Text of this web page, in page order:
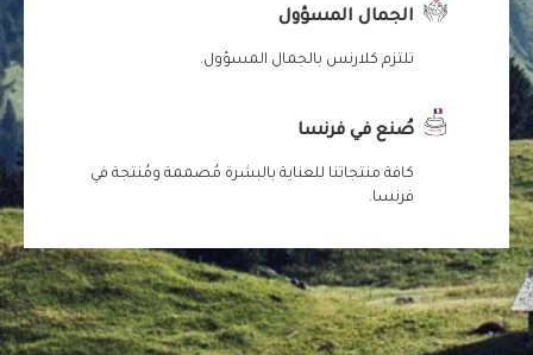
الجمال المسؤول
تلتزم كلارنس بالجمال المسؤول.
صُنع في فرنسا
كافة منتجاتنا للعناية بالبشرة مُصممة ومُنتجة في
فرنسا.